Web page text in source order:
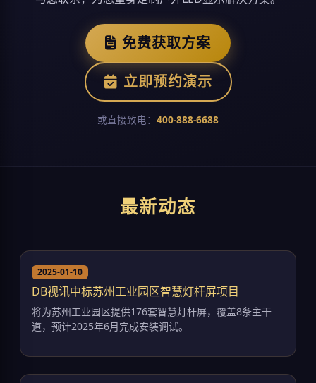
免费获取方案
立即预约演示
或直接致电： 400-888-6688
最新动态
2025-01-10
DB视讯中标苏州工业园区智慧灯杆屏项目
将为苏州工业园区提供176套智慧灯杆屏，覆盖8条主干
道，预计2025年6月完成安装调试。